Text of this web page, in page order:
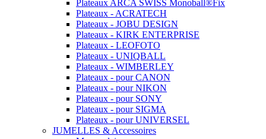
Plateaux ARCA SWISS Monoball®Fix
Plateaux - ACRATECH
Plateaux - JOBU DESIGN
Plateaux - KIRK ENTERPRISE
Plateaux - LEOFOTO
Plateaux - UNIQBALL
Plateaux - WIMBERLEY
Plateaux - pour CANON
Plateaux - pour NIKON
Plateaux - pour SONY
Plateaux - pour SIGMA
Plateaux - pour UNIVERSEL
JUMELLES & Accessoires